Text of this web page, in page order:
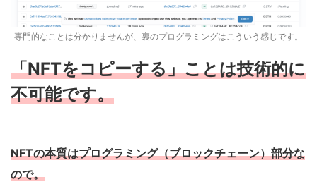
専門的なことは分かりませんが、裏のプログラミングはこういう感じです。
「NFTをコピーする」ことは技術的に
不可能です。
NFTの本質はプログラミング（ブロックチェーン）部分な
ので。